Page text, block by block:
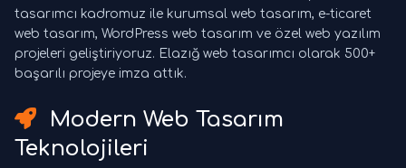
tasarımcı kadromuz ile kurumsal web tasarım, e-ticaret
web tasarım, WordPress web tasarım ve özel web yazılım
projeleri geliştiriyoruz. Elazığ web tasarımcı olarak 500+
başarılı projeye imza attık.
Modern Web Tasarım
Teknolojileri